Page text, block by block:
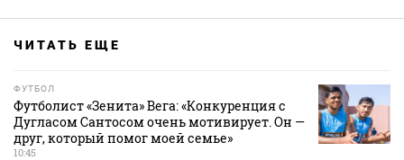
ЧИТАТЬ ЕЩЕ
ФУТБОЛ
Футболист «Зенита» Вега: «Конкуренция с
Дугласом Сантосом очень мотивирует. Он —
друг, который помог моей семье»
10:45